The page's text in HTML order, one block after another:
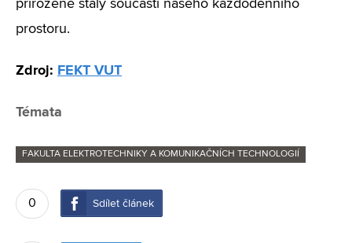
přirozeně staly součástí našeho každodenního
prostoru.
Zdroj: FEKT VUT
Témata
FAKULTA ELEKTROTECHNIKY A KOMUNIKAČNÍCH TECHNOLOGIÍ
0 Sdílet článek